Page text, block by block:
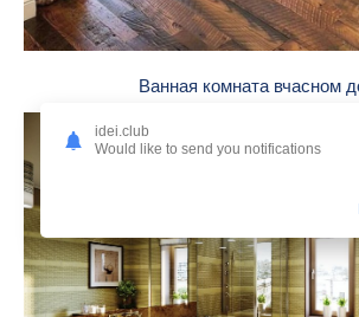
Ванная комната вчасном
idei.club
Would like to send you notifications